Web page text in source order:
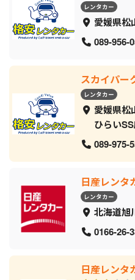
レンタカー
愛媛県松
089-956-
スカイパー
レンタカー
愛媛県松
ひらい
089-975-
日産レンタ
レンタカー
北海道旭
0166-26-
日産レンタ